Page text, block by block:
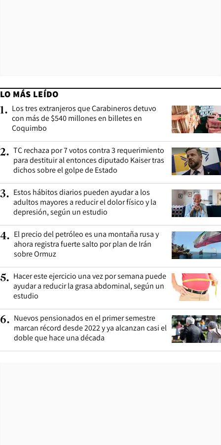
LO MÁS LEÍDO
1. Los tres extranjeros que Carabineros detuvo
con más de $540 millones en billetes en
Coquimbo
2. TC rechaza por 7 votos contra 3 requerimiento
para destituir al entonces diputado Kaiser tras
dichos sobre el golpe de Estado
3. Estos hábitos diarios pueden ayudar a los
adultos mayores a reducir el dolor físico y la
depresión, según un estudio
4. El precio del petróleo es una montaña rusa y
ahora registra fuerte salto por plan de Irán
sobre Ormuz
5. Hacer este ejercicio una vez por semana puede
ayudar a reducir la grasa abdominal, según un
estudio
6. Nuevos pensionados en el primer semestre
marcan récord desde 2022 y ya alcanzan casi el
doble que hace una década